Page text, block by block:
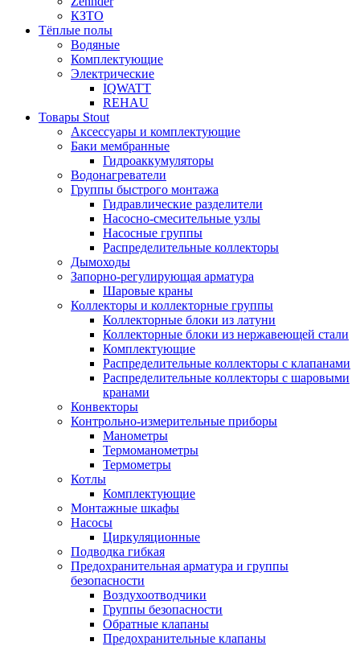
КЗТО
Тёплые полы
Водяные
Комплектующие
Электрические
IQWATT
REHAU
Товары Stout
Аксессуары и комплектующие
Баки мембранные
Гидроаккумуляторы
Водонагреватели
Группы быстрого монтажа
Гидравлические разделители
Насосно-смесительные узлы
Насосные группы
Распределительные коллекторы
Дымоходы
Запорно-регулирующая арматура
Шаровые краны
Коллекторы и коллекторные группы
Коллекторные блоки из латуни
Коллекторные блоки из нержавеющей стали
Комплектующие
Распределительные коллекторы с клапанами
Распределительные коллекторы с шаровыми
кранами
Конвекторы
Контрольно-измерительные приборы
Манометры
Термоманометры
Термометры
Котлы
Комплектующие
Монтажные шкафы
Насосы
Циркуляционные
Подводка гибкая
Предохранительная арматура и группы
безопасности
Воздухоотводчики
Группы безопасности
Обратные клапаны
Предохранительные клапаны